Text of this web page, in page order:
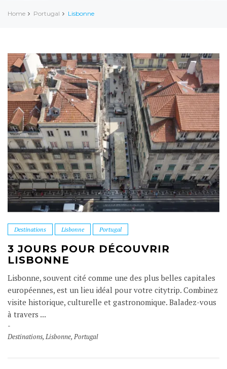
Home Portugal Lisbonne
Destinations Lisbonne Portugal
3 JOURS POUR DÉCOUVRIR
LISBONNE
Lisbonne, souvent cité comme une des plus belles capitales
européennes, est un lieu idéal pour votre citytrip. Combinez
visite historique, culturelle et gastronomique. Baladez-vous
à travers ...
Destinations, Lisbonne, Portugal